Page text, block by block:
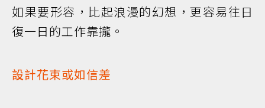
如果要形容，比起浪漫的幻想，更容易往日
復一日的工作靠攏。
設計花束或如信差